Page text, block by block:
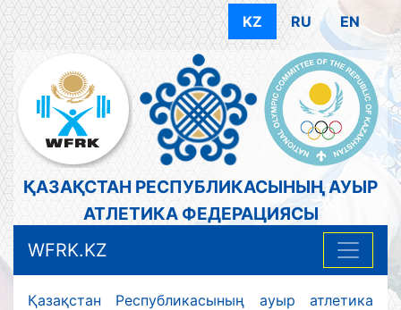
KZ RU EN
ҚАЗАҚСТАН РЕСПУБЛИКАСЫНЫҢ АУЫР
АТЛЕТИКА ФЕДЕРАЦИЯСЫ
WFRK.KZ
Қазақстан Республикасының ауыр атлетика